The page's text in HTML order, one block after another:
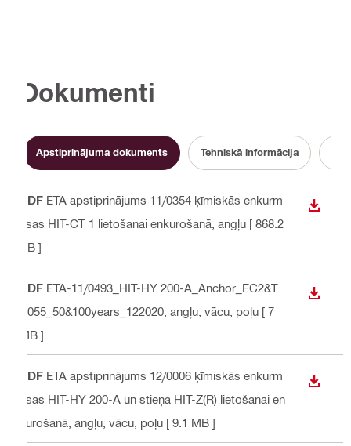
Dokumenti
Apstiprinājuma dokuments Tehniskā informācija
PDF ETA apstiprinājums 11/0354 ķīmiskās enkurm
asas HIT-CT 1 lietošanai enkurošanā , angļu [ 868.2
KB ]
PDF ETA-11/0493_HIT-HY 200-A_Anchor_EC2&T
R055_50&100years_122020 , angļu, vācu, poļu [ 7
MB ]
PDF ETA apstiprinājums 12/0006 ķīmiskās enkurm
asas HIT-HY 200-A un stieņa HIT-Z(R) lietošanai en
kurošanā , angļu, vācu, poļu [ 9.1 MB ]